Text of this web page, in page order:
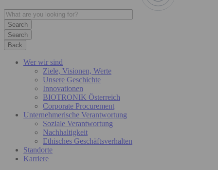
Search
Back
Wer wir sind
Ziele, Visionen, Werte
Unsere Geschichte
Innovationen
BIOTRONIK Österreich
Corporate Procurement
Unternehmerische Verantwortung
Soziale Verantwortung
Nachhaltigkeit
Ethisches Geschäftsverhalten
Standorte
Karriere